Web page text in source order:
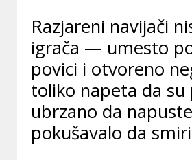
Razjareni navijači
igrača — umesto
povici i otvoreno
toliko napeta da
ubrzano da
pokušavalo da